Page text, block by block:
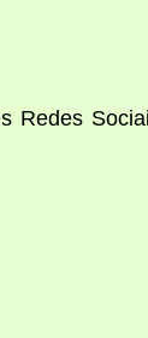
Redes